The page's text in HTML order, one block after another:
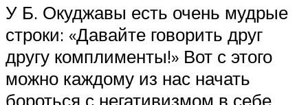
У Б. Окуджавы есть очень мудрые
строки: «Давайте говорить друг
другу комплименты!» Вот с этого
можно каждому из нас начать
бороться с негативизмом в себе.